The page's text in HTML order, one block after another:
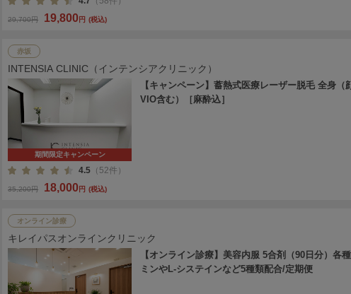
29,700円 19,800円 (税込)
赤坂
INTENSIA CLINIC（インテンシアクリニック）
期間限定キャンペーン
【キャンペーン】蓄熱式医療レーザー脱毛 全身（
VIO含む）［麻酔込］
4.5 （52件）
35,200円 18,000円 (税込)
オンライン診療
キレイパスオンラインクリニック
【オンライン診療】美容内服 5合剤（90日分）各
ミンやL-システインなど5種類配合/定期便